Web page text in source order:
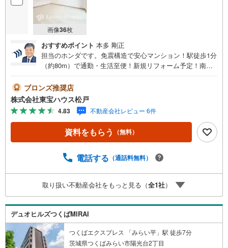
画像36枚
おすすめポイント 本多 剛正
担当のホンダです。免震構造で安心マンション！駅徒歩1分
（約80m）で通勤・生活至便！新規リフォーム予定！南西
ォーム予定！南西向き11階住戸で陽当り・眺望良好！】ご
予約いただくとご見学がスムーズです！【営業時間9:00～2
1:00】ご見学希望のお客様:右上の「室内・現地を見学す
る」をクリックして下さい。資料請求希望のお客様:右上の
「資料をもらう」をクリックして下さい。【東宝ハウス松
戸のポイント】（1）不動産のご提案から資金計画・ライフ
携による低金利住宅ローンのご提案、購入前に知る「購入
す。（2）ご購入後から始まる「専属FPによるファイナン
シャルライフサポート」・漠然としたキャッシュフローの
グラフ化、効果的な生命保険の見直し、繰り上げ返済の効
果的なタイミングなどご提案させて頂きます。
ブロンズ推奨店
株式会社東宝ハウス松戸
4.83 不動産会社レビュー 6件
資料をもらう （無料）
電話する （通話料無料）
取り扱い不動産会社をもっと見る（全1社）
デュオヒルズつくばMIRAI
つくばエクスプレス 「みらい平」駅 徒歩7分
茨城県つくばみらい市陽光台2丁目